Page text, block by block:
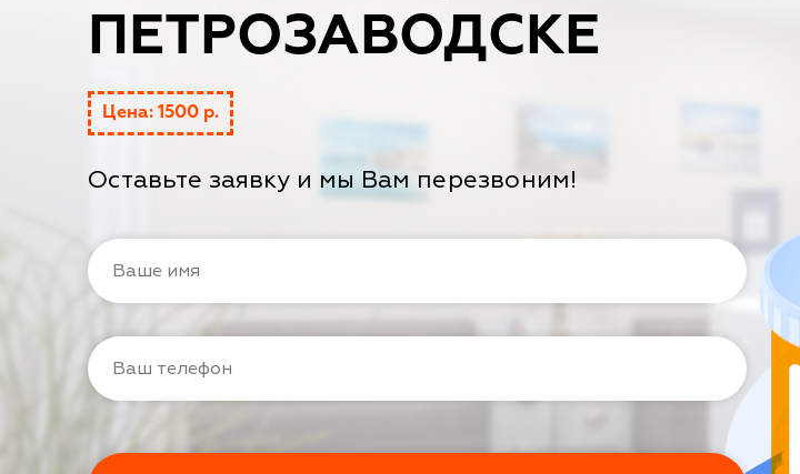
ПЕТРОЗАВОДСКЕ
Цена: 1500 р.
Оставьте заявку и мы Вам перезвоним!